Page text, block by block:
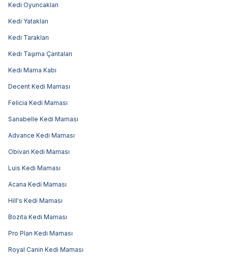
Kedi Oyuncakları
Kedi Yatakları
Kedi Tarakları
Kedi Taşıma Çantaları
Kedi Mama Kabı
Decent Kedi Maması
Felicia Kedi Maması
Sanabelle Kedi Maması
Advance Kedi Maması
Obivan Kedi Maması
Luis Kedi Maması
Acana Kedi Maması
Hill's Kedi Maması
Bozita Kedi Maması
Pro Plan Kedi Maması
Royal Canin Kedi Maması